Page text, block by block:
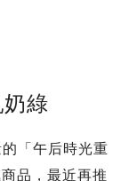
綠
「午后時光重
品，最近再推